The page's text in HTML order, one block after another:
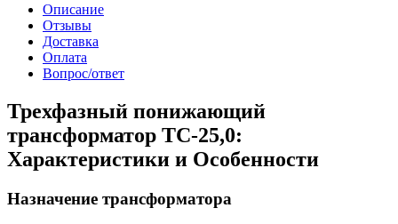
Описание
Отзывы
Доставка
Оплата
Вопрос/ответ
Трехфазный понижающий
трансформатор ТС-25,0:
Характеристики и Особенности
Назначение трансформатора